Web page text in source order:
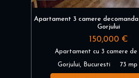
Apartament 3 camere
Gorjului
150,000 €
Apartament cu 3 camere de
Gorjului, Bucuresti 73 mp